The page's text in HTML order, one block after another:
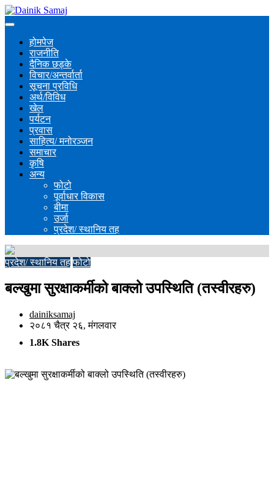
होमपेज
राजनीति
दैनिक छड्के
विचार/अन्तर्वार्ता
सूचना प्रविधि
अर्थ/विविध
खेल
पर्यटन
प्रवास
साहित्य/ मनोरञ्जन
समाचार
कृषि
अन्य
फोटो
पूर्वाधार विकास
बीमा
उर्जा
प्रदेश/ स्थानिय तह
प्रदेश/ स्थानिय तह फोटो
बल्खुमा सुरक्षाकर्मीको बाक्लो उपस्थिति (तस्वीरहरु)
dainiksamaj
२०८१ चैत्र २६, मंगलवार
1.8K Shares